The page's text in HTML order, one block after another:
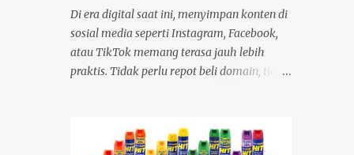
Baterai tersebut. dengan baterai cas, akan
lebih mengirit keuangan. Selain itu, karena
pengecas di pasaran bisa sangat lama kalau
mengecas. ada yang 12 jam, ada juga yang 8
sekarang ini ada yang 2 atau 1 jam saja.
Di era digital saat ini, menyimpan konten di
sosial media seperti Instagram, Facebook,
atau TikTok memang terasa jauh lebih
praktis. Tidak perlu repot beli domain, tidak
buat akun, lalu unggah—semuanya
langsung berjalan. Namun di balik